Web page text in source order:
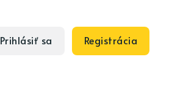
Prihlásiť sa Registrácia